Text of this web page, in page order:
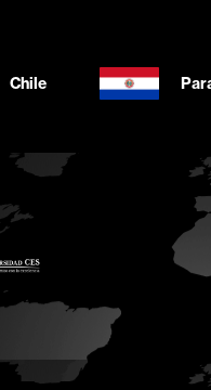
Chile